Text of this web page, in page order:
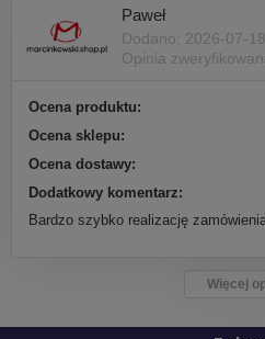
Paweł
Dodano: 2026-07-18
Opinia
Ocena produktu:
Ocena sklepu:
Ocena dostawy:
Dodatkowy komentarz:
Bardzo szybko realizację
Więcej